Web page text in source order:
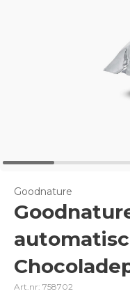
Goodnature
Art.nr: 758702